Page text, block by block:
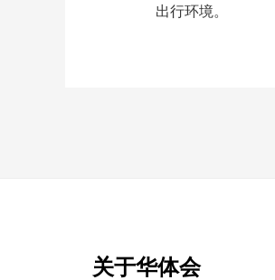
出行环境。
关于华体会